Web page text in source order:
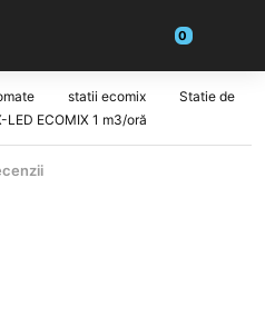
statii ecomix
Statie de
ECOMIX 1 m3/oră